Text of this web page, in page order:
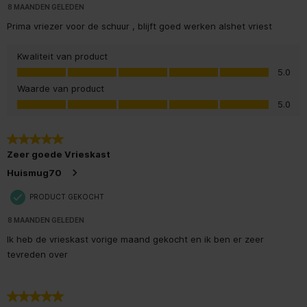
8 MAANDEN GELEDEN
Prima vriezer voor de schuur , blijft goed werken alshet vriest
Kwaliteit van product
Kwaliteit van product, 5.0 van 5
5.0
Waarde van product
Waarde van product, 5.0 van 5
5.0
5 van 5 sterren.
Zeer goede Vrieskast
Huismug70
PRODUCT GEKOCHT
8 MAANDEN GELEDEN
Ik heb de vrieskast vorige maand gekocht en ik ben er zeer
tevreden over
5 van 5 sterren.